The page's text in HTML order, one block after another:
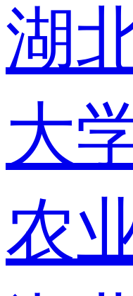
湖
大
农